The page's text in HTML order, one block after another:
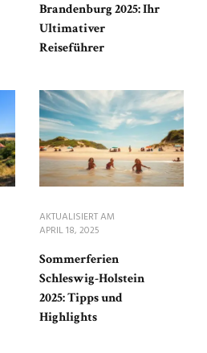
Brandenburg 2025: Ihr
Ultimativer
Reiseführer
AKTUALISIERT AM
APRIL 18, 2025
Sommerferien
Schleswig-Holstein
2025: Tipps und
Highlights